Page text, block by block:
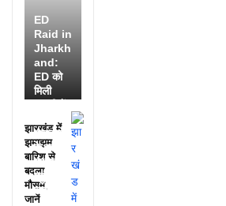
ED
Raid in
Jharkh
and:
ED को
मिली
25
अफसरों
के नाम,
हर महीने
पहुंचते थे
लाखों!
झारखंड में
झमाझम
बारिश से
बदला
मौसम,
जानें